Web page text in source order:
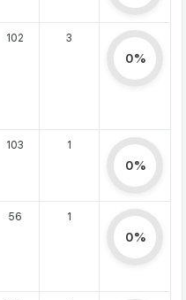
102 3
0%
103 1
0%
56 1
0%